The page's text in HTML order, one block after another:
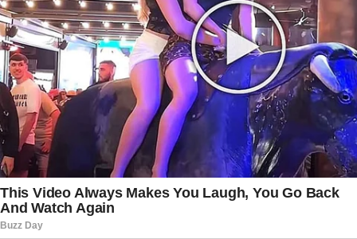
estado da rodovia para identificar os fatores que
contribuíram para o acidente. O resultado da
investigação poderá servir como base para
novas medidas de segurança destinadas a
reduzir o risco de tragédias semelhantes nas
estradas do país.
Acidentes envolvendo ônibus são relativamente
frequentes em algumas regiões do Paquistão,
especialmente em áreas de relevo acidentado e